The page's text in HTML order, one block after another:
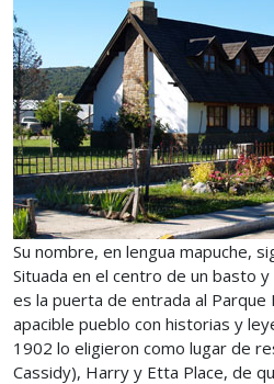
Su nombre, en lengua mapuche,
Situada en el centro de un basto
es la puerta de entrada al Parque
apacible pueblo con historias y
1902 lo eligieron como lugar de
Cassidy), Harry y Etta Place, de